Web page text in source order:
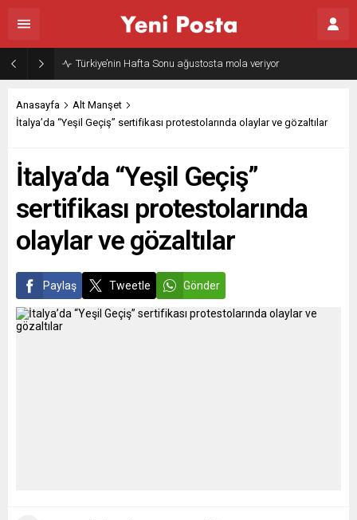
Türkiye’nin Hafta Sonu ağustosta mola veriyor
Anasayfa
Alt Manşet
İtalya’da “Yeşil Geçiş” sertifikası protestolarında olaylar ve gözaltılar
İtalya’da “Yeşil Geçiş”
sertifikası protestolarında
olaylar ve gözaltılar
Paylaş Tweetle Gönder